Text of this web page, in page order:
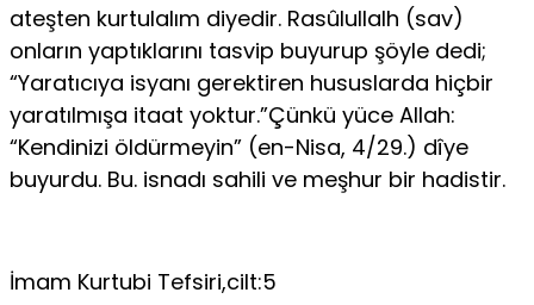
ateşten kurtulalım diyedir. Rasûlullalh (sav)
onların yaptıklarını tasvip buyurup şöyle dedi;
“Yaratıcıya isyanı gerektiren hususlarda hiçbir
yaratılmışa itaat yoktur.”Çünkü yüce Allah:
“Kendinizi öldürmeyin” (en-Nisa, 4/29.) dîye
buyurdu. Bu. isnadı sahili ve meşhur bir hadistir.
İmam Kurtubi Tefsiri,cilt:5